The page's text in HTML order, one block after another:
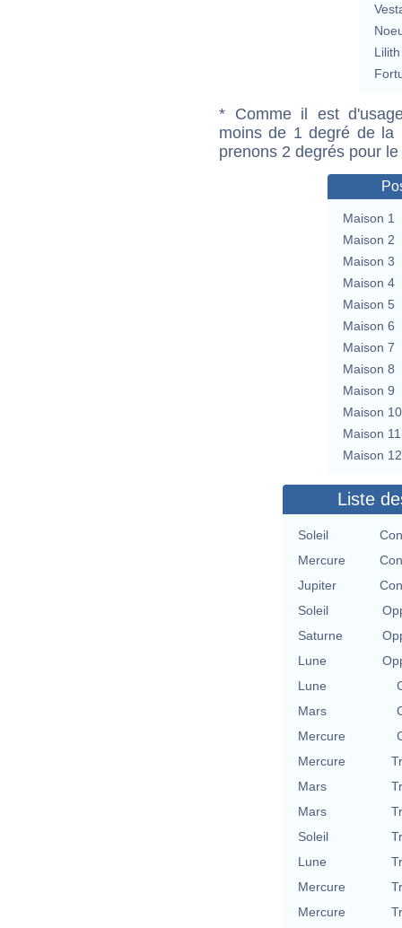
Lilith
* Comme il est
moins de 1 degré de la
prenons 2 degrés pour
Maison 1
Maison 2
Maison 3
Maison 4
Maison 5
Maison 6
Maison 7
Maison 8
Maison 9
Maison 10
Maison 11
Maison 12
Liste
Soleil
Mercure
Jupiter
Soleil
Saturne
Lune
Lune
Mars
Mercure
Mercure
Mars
Mars
Soleil
Lune
Mercure
Mercure